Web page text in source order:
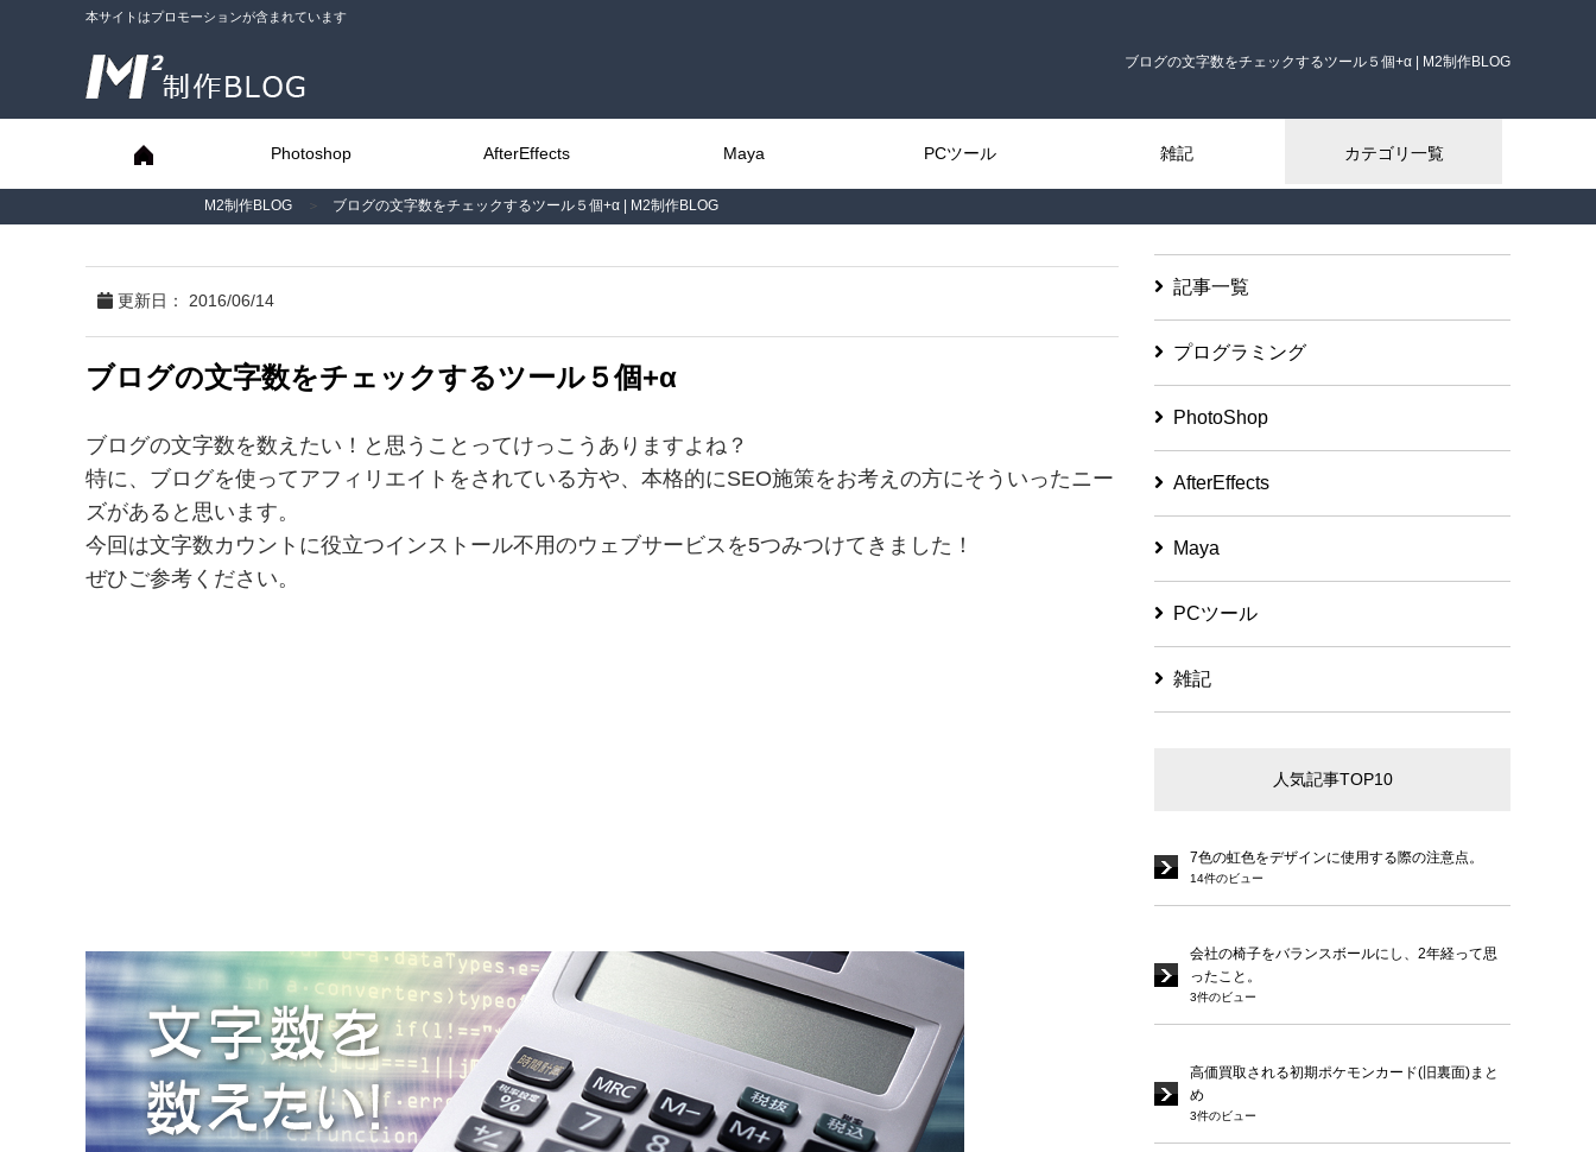
本サイトはプロモーションが含まれています
ブログの文字数をチェックするツール５個+α | M2制作BLOG
Photoshop AfterEffects Maya PCツール 雑記 カテゴリ一覧
M2制作BLOG ＞ ブログの文字数をチェックするツール５個+α | M2制作BLOG
更新日： 2016/06/14
ブログの文字数をチェックするツール５個+α
ブログの文字数を数えたい！と思うことってけっこうありますよね？
特に、ブログを使ってアフィリエイトをされている方や、本格的にSEO施策をお考えの方にそういったニー
ズがあると思います。
今回は文字数カウントに役立つインストール不用のウェブサービスを5つみつけてきました！
ぜひご参考ください。
記事一覧
プログラミング
PhotoShop
AfterEffects
Maya
PCツール
雑記
人気記事TOP10
7色の虹色をデザインに使用する際の注意点。
14件のビュー
会社の椅子をバランスボールにし、2年経って思
ったこと。
3件のビュー
高価買取される初期ポケモンカード(旧裏面)まと
め
3件のビュー